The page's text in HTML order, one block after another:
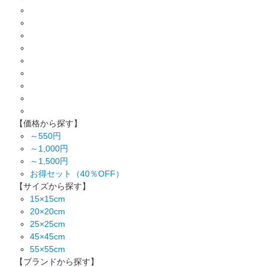
【価格から探す】
～550円
～1,000円
～1,500円
お得セット（40％OFF）
【サイズから探す】
15×15cm
20×20cm
25×25cm
45×45cm
55×55cm
【ブランドから探す】